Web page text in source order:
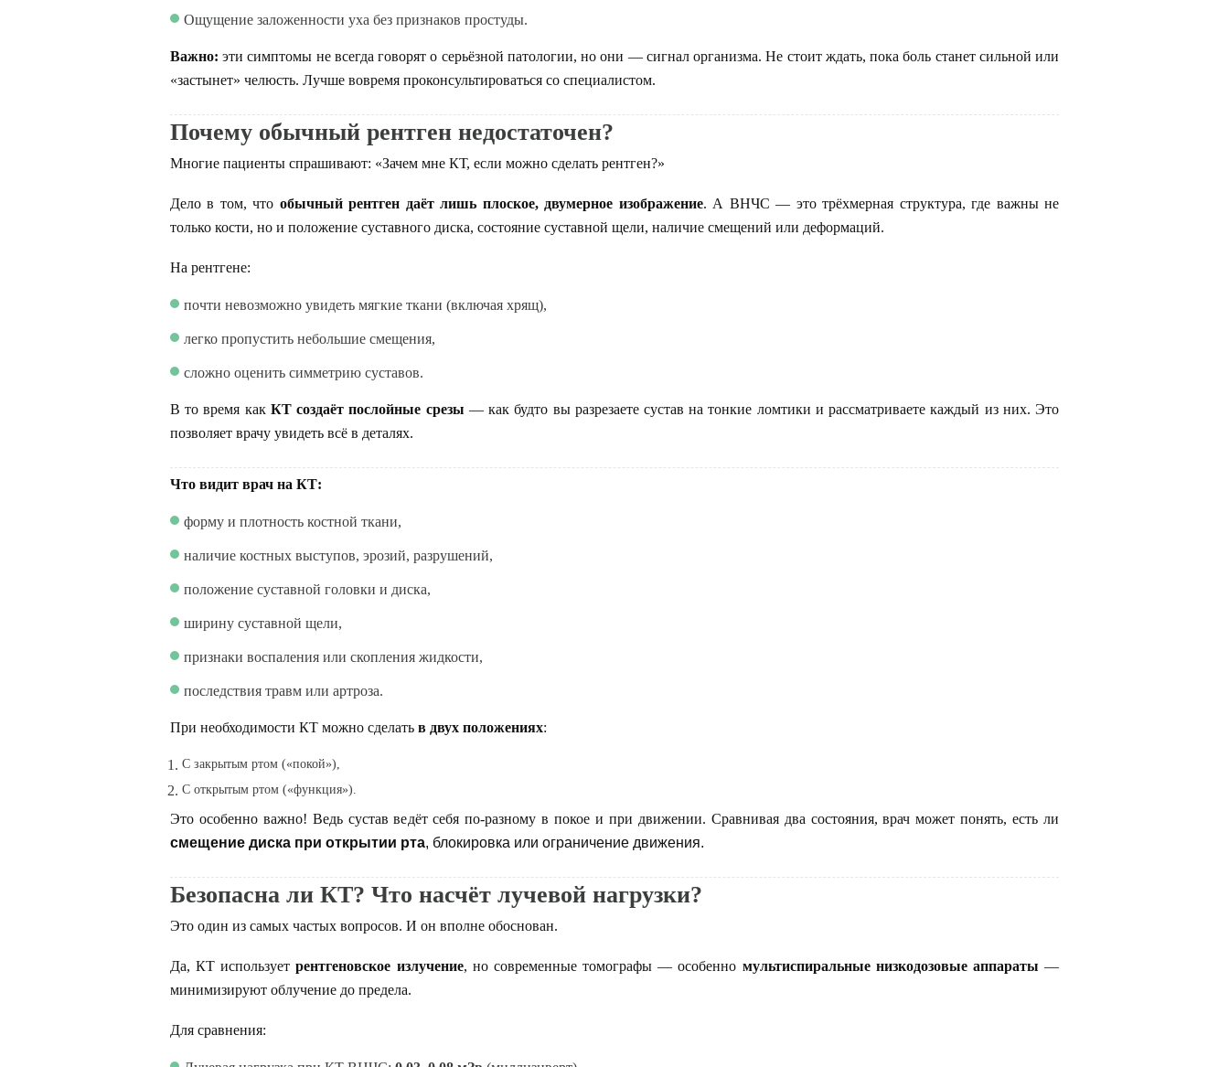
Ощущение заложенности уха без признаков простуды.
Важно: эти симптомы не всегда говорят о серьёзной патологии, но они — сигнал организма. Не стоит ждать, пока боль станет сильной или
«застынет» челюсть. Лучше вовремя проконсультироваться со специалистом.
Почему обычный рентген недостаточен?
Многие пациенты спрашивают: «Зачем мне КТ, если можно сделать рентген?»
Дело в том, что обычный рентген даёт лишь плоское, двумерное изображение. А ВНЧС — это трёхмерная структура, где важны не
только кости, но и положение суставного диска, состояние суставной щели, наличие смещений или деформаций.
На рентгене:
почти невозможно увидеть мягкие ткани (включая хрящ),
легко пропустить небольшие смещения,
сложно оценить симметрию суставов.
В то время как КТ создаёт послойные срезы — как будто вы разрезаете сустав на тонкие ломтики и рассматриваете каждый из них. Это
позволяет врачу увидеть всё в деталях.
Что видит врач на КТ:
форму и плотность костной ткани,
наличие костных выступов, эрозий, разрушений,
положение суставной головки и диска,
ширину суставной щели,
признаки воспаления или скопления жидкости,
последствия травм или артроза.
При необходимости КТ можно сделать в двух положениях:
С закрытым ртом («покой»),
С открытым ртом («функция»).
Это особенно важно! Ведь сустав ведёт себя по-разному в покое и при движении. Сравнивая два состояния, врач может понять, есть ли
смещение диска при открытии рта, блокировка или ограничение движения.
Безопасна ли КТ? Что насчёт лучевой нагрузки?
Это один из самых частых вопросов. И он вполне обоснован.
Да, КТ используетрентгеновское излучение, но современные томографы — особенно мультиспиральные низкодозовые аппараты —
минимизируют облучение до предела.
Для сравнения: